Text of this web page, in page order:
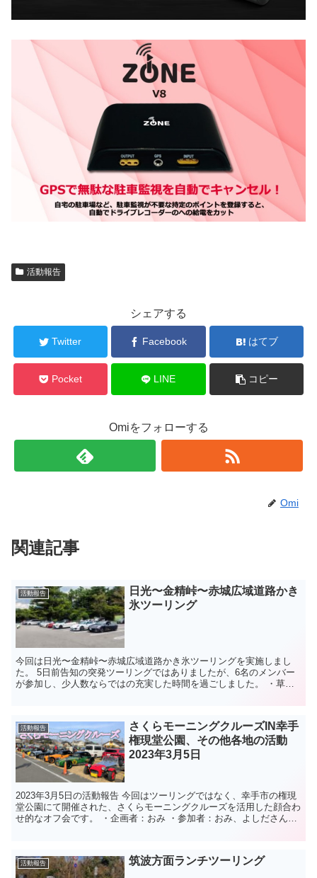
活動報告
シェアする
Twitter Facebook はてブ
Pocket LINE コピー
Omiをフォローする
Omi
関連記事
活動報告
日光〜金精峠〜赤城広域道路かき
氷ツーリング
今回は日光〜金精峠〜赤城広域道路かき氷ツーリングを実施しまし
た。 5日前告知の突発ツーリングではありましたが、6名のメンバー
が参加し、少人数ならではの充実した時間を過ごしました。 ・草木
活動報告
さくらモーニングクルーズIN幸手
権現堂公園、その他各地の活動
2023年3月5日
2023年3月5日の活動報告 今回はツーリングではなく、幸手市の権現
堂公園にて開催された、さくらモーニングクルーズを活用した顔合わ
せ的なオフ会です。 ・企画者：おみ ・参加者：おみ、よしださん、
活動報告 筑波方面ランチツーリング